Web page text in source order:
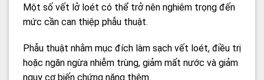
Một số vết lở loét có thể trở nên nghiêm trọng đến
mức cần can thiệp phẫu thuật.
Phẫu thuật nhằm mục đích làm sạch vết loét, điều trị
hoặc ngăn ngừa nhiễm trùng, giảm mất nước và giảm
nguy cơ biến chứng nặng thêm.